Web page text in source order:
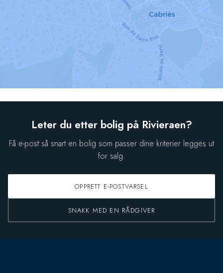
Leter du etter bolig på Rivieraen?
Få e-post så snart en bolig som passer dine kriterier legges ut
for salg.
OPPRETT E-POSTVARSEL
SNAKK MED EN RÅDGIVER